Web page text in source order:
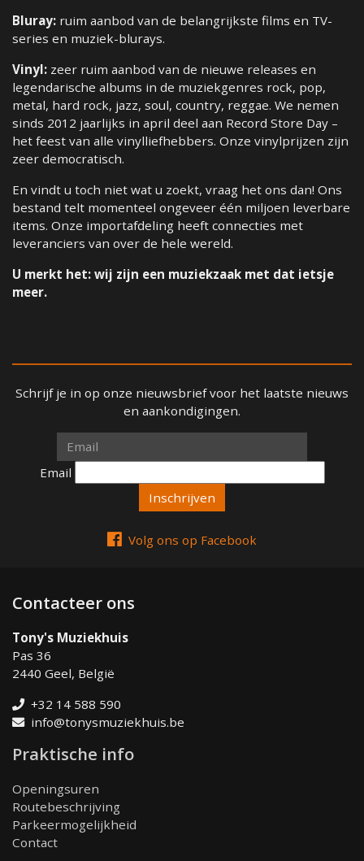
Bluray: ruim aanbod van de belangrijkste films en TV-
series en muziek-blurays.
Vinyl: zeer ruim aanbod van de nieuwe releases en
legendarische albums in de muziekgenres rock, pop,
metal, hard rock, jazz, soul, country, reggae. We nemen
sinds 2012 jaarlijks in april deel aan Record Store Day –
het feest van alle vinylliefhebbers. Onze vinylprijzen zijn
zeer democratisch.
En vindt u toch niet wat u zoekt, vraag het ons dan! Ons
bestand telt momenteel ongeveer één miljoen leverbare
items. Onze importafdeling heeft connecties met
leveranciers van over de hele wereld.
U merkt het: wij zijn een muziekzaak met dat ietsje
meer.
Schrijf je in op onze nieuwsbrief voor het laatste nieuws
en aankondigingen.
Email
Email
Volg ons op Facebook
Contacteer ons
Tony's Muziekhuis
Pas 36
2440 Geel, België
+32 14 588 590
info@tonysmuziekhuis.be
Praktische info
Openingsuren
Routebeschrijving
Parkeermogelijkheid
Contact